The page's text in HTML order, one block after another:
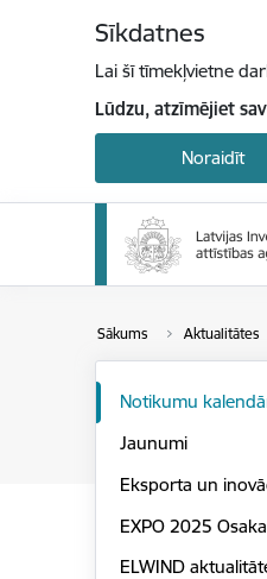
Sīkdatnes
Lai šī tīmekļvietne
Lūdzu, atzīmējiet
Noraidīt
Sākums Aktualitātes
Notikumu
Jaunumi
Eksporta un
EXPO 2025 Osaka
ELWIND